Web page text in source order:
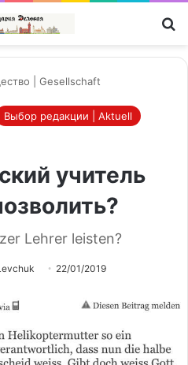
| Gesellschaft
Выбор редакции | Aktuell
учитель
Lehrer leisten?
22/01/2019